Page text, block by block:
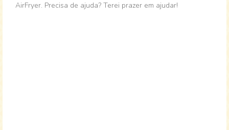
AirFryer. Precisa de ajuda? Terei prazer em ajudar!